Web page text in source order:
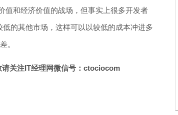
值和经济价值的战场，但事实上很多开发者
的其他市场，这样可以以较低的成本冲进多
。
关注IT经理网微信号：ctociocom